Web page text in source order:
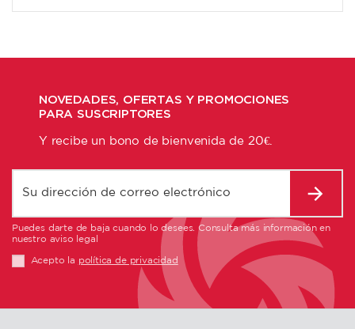
NOVEDADES, OFERTAS Y PROMOCIONES
PARA SUSCRIPTORES
Y recibe un bono de bienvenida de 20€.
Puedes darte de baja cuando lo desees. Consulta más información en
nuestro aviso legal
Acepto la política de privacidad